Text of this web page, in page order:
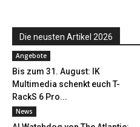
Die neusten Artikel 2026
Angebote
Bis zum 31. August: IK
Multimedia schenkt euch T-
RackS 6 Pro...
News